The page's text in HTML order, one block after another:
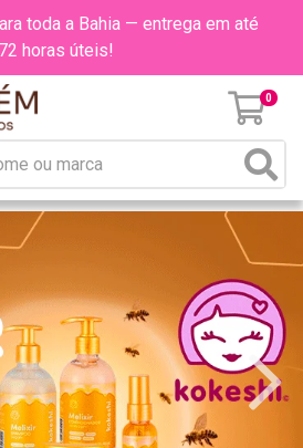
toda a Bahia — entrega em até
72 horas úteis!
0